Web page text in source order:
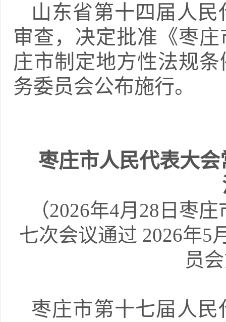
山东省第十四届人
审查，决定批准《枣
庄市制定地方性法规
务委员会公布施行。
枣庄市人民代表大
（2026年4月28日枣
七次会议通过 2026年5
员
枣庄市第十七届人